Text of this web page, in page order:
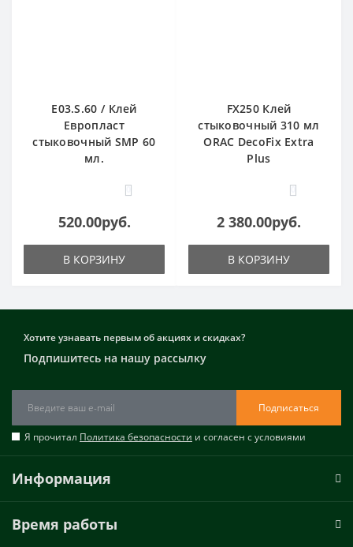
E03.S.60 / Клей
Европласт
стыковочный SMP 60
мл.
0
520.00руб.
В КОРЗИНУ
FX250 Клей
стыковочный 310 мл
ORAC DecoFix Extra
Plus
0
2 380.00руб.
В КОРЗИНУ
Хотите узнавать первым об акциях и скидках?
Подпишитесь на нашу рассылку
Подписаться
Я прочитал Политика безопасности и согласен с условиями
Информация
Время работы